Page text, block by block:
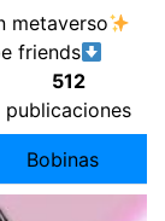
metaverso
friends
512
publicaciones
Bobinas